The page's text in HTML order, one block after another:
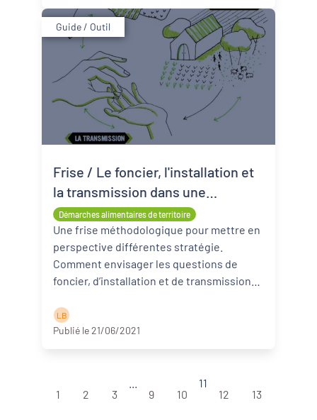
Guide / Outil
Démarches alimentaires de territoire
Frise / Le foncier, l'installation et
la transmission dans une
démarche alimentaire de
territoire
Une frise méthodologique pour mettre en
perspective différentes stratégie.
Comment envisager les questions de
foncier, d’installation et de transmission
la suite
L B
Publié le 21/06/2021
1 2 3
9
10
11
12
13